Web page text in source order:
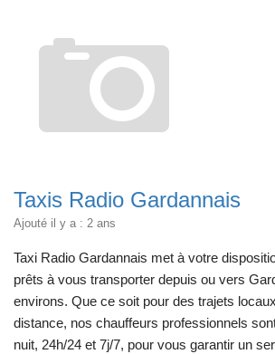
Taxis Radio Gardannais
Ajouté il y a : 2 ans
Taxi Radio Gardannais met à votre
prêts à vous transporter depuis ou vers
environs. Que ce soit pour des trajets
distance, nos chauffeurs professionnels
nuit, 24h/24 et 7j/7, pour vous garantir un